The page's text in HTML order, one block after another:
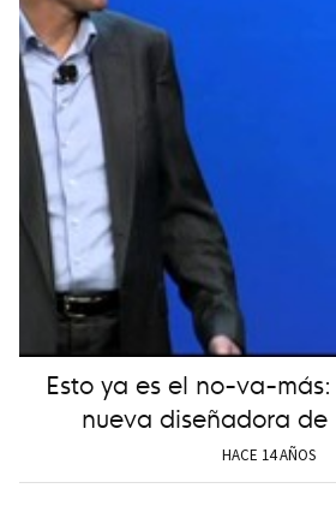
Esto ya es el no-va-
nueva diseñadora de
HACE 14 AÑOS